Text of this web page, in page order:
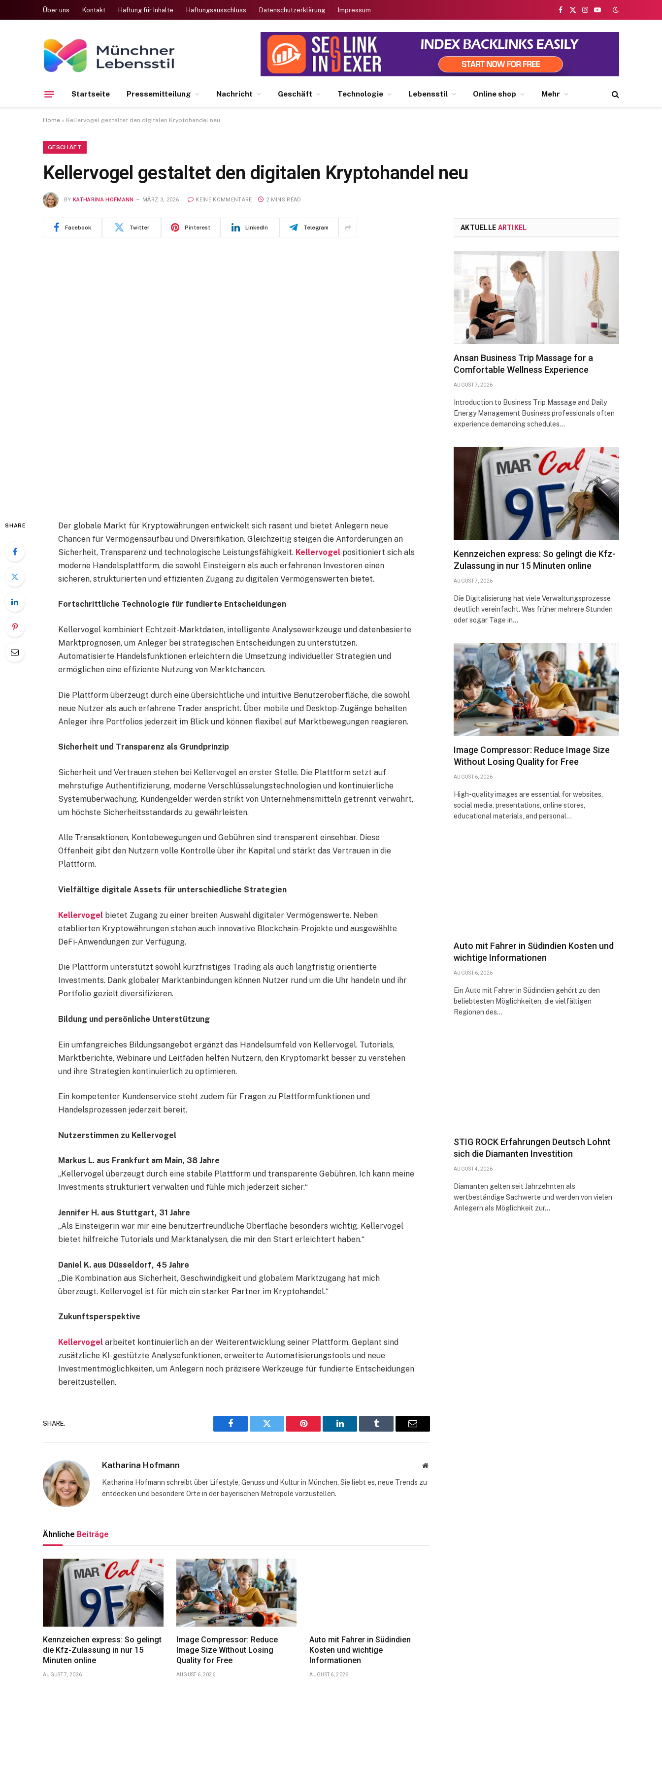
Über uns Kontakt Haftung für Inhalte Haftungsausschluss Datenschutzerklärung Impressum
Facebook
X
Instagram
YouTube
Startseite Pressemitteilung Nachricht Geschäft Technologie Lebensstil Online shop Mehr
Home » Kellervogel gestaltet den digitalen Kryptohandel neu
GESCHÄFT
Kellervogel gestaltet den digitalen Kryptohandel neu
BY KATHARINA HOFMANN MÄRZ 3, 2026 KEINE KOMMENTARE 2 MINS READ
Facebook Twitter Pinterest LinkedIn Telegram
SHARE
Der globale Markt für Kryptowährungen entwickelt sich rasant und bietet Anlegern neue
Chancen für Vermögensaufbau und Diversifikation. Gleichzeitig steigen die Anforderungen an
Sicherheit, Transparenz und technologische Leistungsfähigkeit. Kellervogelpositioniert sich als
moderne Handelsplattform, die sowohl Einsteigern als auch erfahrenen Investoren einen
sicheren, strukturierten und effizienten Zugang zu digitalen Vermögenswerten bietet.
Fortschrittliche Technologie für fundierte Entscheidungen
Kellervogel kombiniert Echtzeit-Marktdaten, intelligente Analysewerkzeuge und datenbasierte
Marktprognosen, um Anleger bei strategischen Entscheidungen zu unterstützen.
Automatisierte Handelsfunktionen erleichtern die Umsetzung individueller Strategien und
ermöglichen eine effiziente Nutzung von Marktchancen.
Die Plattform überzeugt durch eine übersichtliche und intuitive Benutzeroberfläche, die sowohl
neue Nutzer als auch erfahrene Trader anspricht. Über mobile und Desktop-Zugänge behalten
Anleger ihre Portfolios jederzeit im Blick und können flexibel auf Marktbewegungen reagieren.
Sicherheit und Transparenz als Grundprinzip
Sicherheit und Vertrauen stehen bei Kellervogel an erster Stelle. Die Plattform setzt auf
mehrstufige Authentifizierung, moderne Verschlüsselungstechnologien und kontinuierliche
Systemüberwachung. Kundengelder werden strikt von Unternehmensmitteln getrennt verwahrt,
um höchste Sicherheitsstandards zu gewährleisten.
Alle Transaktionen, Kontobewegungen und Gebühren sind transparent einsehbar. Diese
Offenheit gibt den Nutzern volle Kontrolle über ihr Kapital und stärkt das Vertrauen in die
Plattform.
Vielfältige digitale Assets für unterschiedliche Strategien
Kellervogelbietet Zugang zu einer breiten Auswahl digitaler Vermögenswerte. Neben
etablierten Kryptowährungen stehen auch innovative Blockchain-Projekte und ausgewählte
DeFi-Anwendungen zur Verfügung.
Die Plattform unterstützt sowohl kurzfristiges Trading als auch langfristig orientierte
Investments. Dank globaler Marktanbindungen können Nutzer rund um die Uhr handeln und ihr
Portfolio gezielt diversifizieren.
Bildung und persönliche Unterstützung
Ein umfangreiches Bildungsangebot ergänzt das Handelsumfeld von Kellervogel. Tutorials,
Marktberichte, Webinare und Leitfäden helfen Nutzern, den Kryptomarkt besser zu verstehen
und ihre Strategien kontinuierlich zu optimieren.
Ein kompetenter Kundenservice steht zudem für Fragen zu Plattformfunktionen und
Handelsprozessen jederzeit bereit.
Nutzerstimmen zu Kellervogel
Markus L. aus Frankfurt am Main, 38 Jahre
„Kellervogel überzeugt durch eine stabile Plattform und transparente Gebühren. Ich kann meine
Investments strukturiert verwalten und fühle mich jederzeit sicher.“
Jennifer H. aus Stuttgart, 31 Jahre
„Als Einsteigerin war mir eine benutzerfreundliche Oberfläche besonders wichtig. Kellervogel
bietet hilfreiche Tutorials und Marktanalysen, die mir den Start erleichtert haben.“
Daniel K. aus Düsseldorf, 45 Jahre
„Die Kombination aus Sicherheit, Geschwindigkeit und globalem Marktzugang hat mich
überzeugt. Kellervogel ist für mich ein starker Partner im Kryptohandel.“
Zukunftsperspektive
Kellervogelarbeitet kontinuierlich an der Weiterentwicklung seiner Plattform. Geplant sind
zusätzliche KI-gestützte Analysefunktionen, erweiterte Automatisierungstools und neue
Investmentmöglichkeiten, um Anlegern noch präzisere Werkzeuge für fundierte Entscheidungen
bereitzustellen.
SHARE.
Facebook Twitter Pinterest LinkedIn Tumblr Email
Katharina Hofmann Website
Katharina Hofmann schreibt über Lifestyle, Genuss und Kultur in München. Sie liebt es, neue Trends zu
entdecken und besondere Orte in der bayerischen Metropole vorzustellen.
Ähnliche Beiträge
Kennzeichen express: So gelingt
die Kfz-Zulassung in nur 15
Minuten online
AUGUST 7, 2026
Image Compressor: Reduce
Image Size Without Losing
Quality for Free
AUGUST 6, 2026
Auto mit Fahrer in Südindien
Kosten und wichtige
Informationen
AUGUST 6, 2026
AKTUELLE ARTIKEL
Ansan Business Trip Massage for a
Comfortable Wellness Experience
AUGUST 7, 2026
Introduction to Business Trip Massage and Daily
Energy Management Business professionals often
experience demanding schedules…
Kennzeichen express: So gelingt die Kfz-
Zulassung in nur 15 Minuten online
AUGUST 7, 2026
Die Digitalisierung hat viele Verwaltungsprozesse
deutlich vereinfacht. Was früher mehrere Stunden
oder sogar Tage in…
Image Compressor: Reduce Image Size
Without Losing Quality for Free
AUGUST 6, 2026
High-quality images are essential for websites,
social media, presentations, online stores,
educational materials, and personal…
Auto mit Fahrer in Südindien Kosten und
wichtige Informationen
AUGUST 6, 2026
Ein Auto mit Fahrer in Südindien gehört zu den
beliebtesten Möglichkeiten, die vielfältigen
Regionen des…
STIG ROCK Erfahrungen Deutsch Lohnt
sich die Diamanten Investition
AUGUST 4, 2026
Diamanten gelten seit Jahrzehnten als
wertbeständige Sachwerte und werden von vielen
Anlegern als Möglichkeit zur…